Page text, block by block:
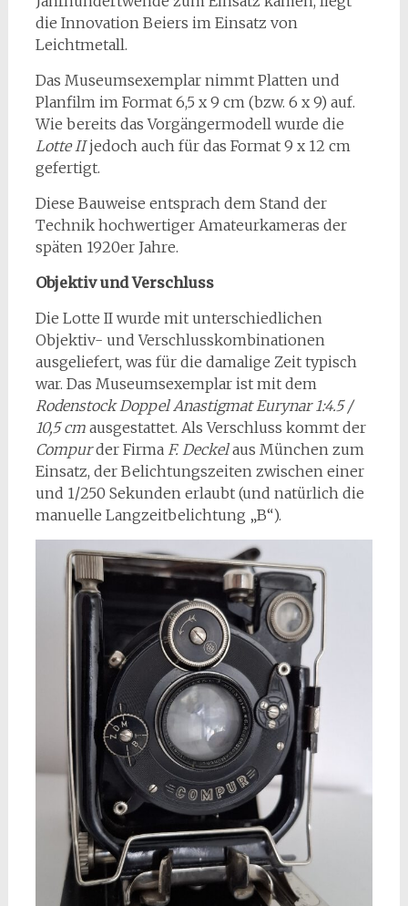
die Innovation Beiers im Einsatz von
Leichtmetall.
Das Museumsexemplar nimmt Platten und
Planfilm im Format 6,5 x 9 cm (bzw. 6 x 9) auf.
Wie bereits das Vorgängermodell wurde die
Lotte IIjedoch auch für das Format 9 x 12 cm
gefertigt.
Diese Bauweise entsprach dem Stand der
Technik hochwertiger Amateurkameras der
späten 1920er Jahre.
Objektiv und Verschluss
Die Lotte II wurde mit unterschiedlichen
Objektiv- und Verschlusskombinationen
ausgeliefert, was für die damalige Zeit typisch
war. Das Museumsexemplar ist mit dem
Rodenstock Doppel Anastigmat Eurynar 1:4.5 /
10,5 cmausgestattet. Als Verschluss kommt der
Compurder Firma F. Deckelaus München zum
Einsatz, der Belichtungszeiten zwischen einer
und 1/250 Sekunden erlaubt (und natürlich die
manuelle Langzeitbelichtung „B“).